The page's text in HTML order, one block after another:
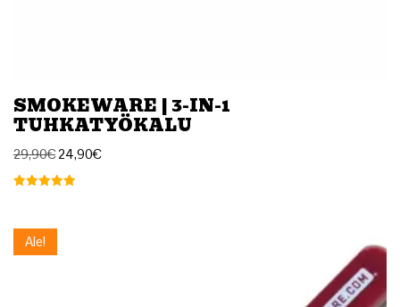
SMOKEWARE | 3-IN-1
TUHKATYÖKALU
29,90€24,90€
/ 5
Ale!